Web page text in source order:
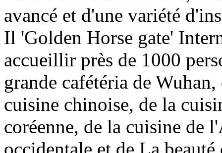
avancé et d'une variété
Il 'Golden Horse gate'
accueillir près de 1000
grande cafétéria de
cuisine chinoise, de la
coréenne, de la cuisine de
occidentale et de La